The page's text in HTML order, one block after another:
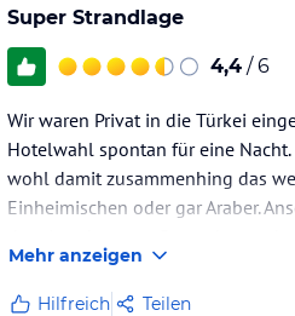
Super Strandlage
4,4 / 6
Wir waren Privat in die Türkei
Hotelwahl spontan für eine
wohl damit zusammenhing das
Einheimischen oder gar Araber.
Mehr anzeigen
Hilfreich Teilen